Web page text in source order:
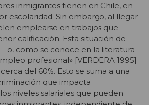
inmigrantes tienen en Chile, en
escolaridad. Sin embargo, al llegar
emplearse en trabajos que
calificación. Esta situación de
como se conoce en la literatura
profesional» [VERDERA 1995]
del 60%. Esto se suma a una
que impacta
niveles salariales que pueden